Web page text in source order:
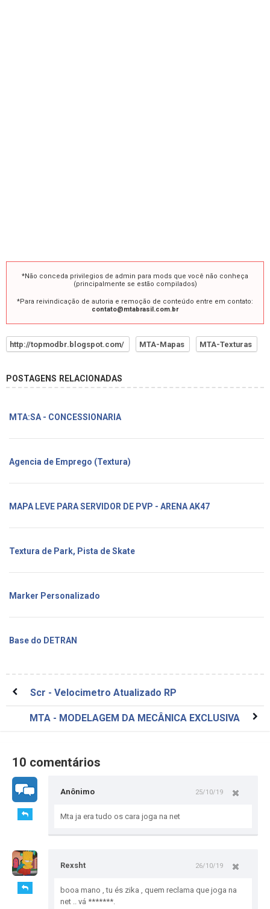
*Não conceda privilegios de admin para mods que você não conheça
(principalmente se estão compilados)
*Para reivindicação de autoria e remoção de conteúdo entre em contato:
contato@mtabrasil.com.br
http://topmodbr.blogspot.com/ MTA-Mapas MTA-Texturas
POSTAGENS RELACIONADAS
MTA:SA - CONCESSIONARIA
Agencia de Emprego (Textura)
MAPA LEVE PARA SERVIDOR DE PVP - ARENA AK47
Textura de Park, Pista de Skate
Marker Personalizado
Base do DETRAN
Scr - Velocimetro Atualizado RP
MTA - MODELAGEM DA MECÂNICA EXCLUSIVA
10 comentários
Anônimo 25/10/19
Mta ja era tudo os cara joga na net
Rexsht 26/10/19
booa mano , tu és zika , quem reclama que joga na
net .. vá *******.